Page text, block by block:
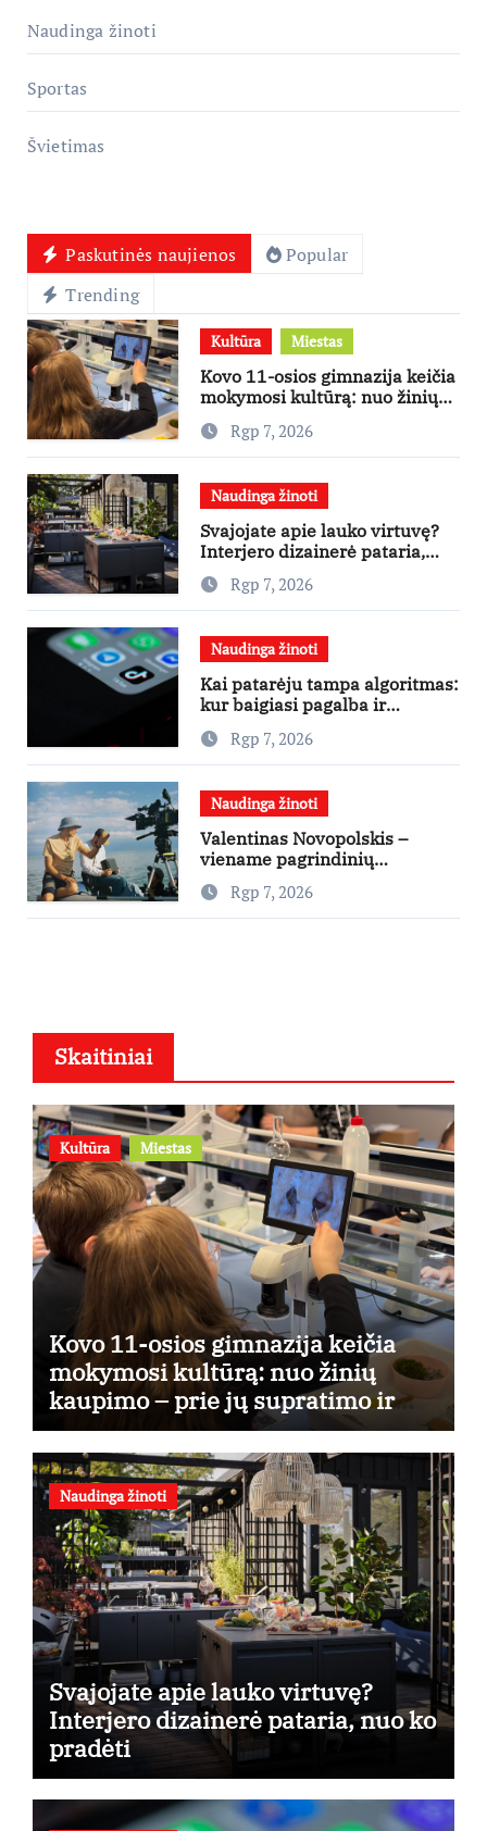
Naudinga žinoti
Sportas
Švietimas
Paskutinės naujienos
Popular
Trending
Kultūra Miestas
Kovo 11-osios gimnazija keičia
mokymosi kultūrą: nuo žinių
kaupimo – prie jų supratimo ir
taikymo
Rgp 7, 2026
Naudinga žinoti
Svajojate apie lauko virtuvę?
Interjero dizainerė pataria,
nuo ko pradėti
Rgp 7, 2026
Naudinga žinoti
Kai patarėju tampa algoritmas:
kur baigiasi pagalba ir
prasideda reklama?
Rgp 7, 2026
Naudinga žinoti
Valentinas Novopolskis –
viename pagrindinių
vaidmenų penkių šalių filme
„Nugalėtoja“: Lietuvos kino
teatruose – nuo rugpjūčio 7-
Rgp 7, 2026
Skaitiniai
Kultūra Miestas
Kovo 11-osios gimnazija keičia
mokymosi kultūrą: nuo žinių
kaupimo – prie jų supratimo ir
taikymo
Naudinga žinoti
Svajojate apie lauko virtuvę?
Interjero dizainerė pataria, nuo ko
pradėti